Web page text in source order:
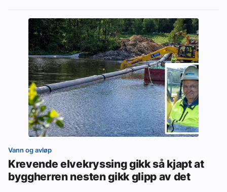
Vann og avløp
Krevende elvekryssing gikk så kjapt at
byggherren nesten gikk glipp av det